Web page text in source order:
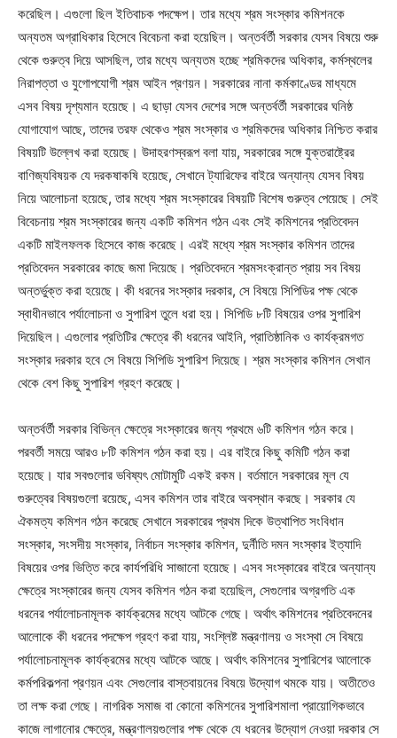
করেছিল। এগুলো ছিল ইতিবাচক পদক্ষেপ। তার মধ্যে শ্রম সংস্কার কমিশনকে
অন্যতম অগ্রাধিকার হিসেবে বিবেচনা করা হয়েছিল। অন্তর্বর্তী সরকার যেসব বিষয়ে শুরু
থেকে গুরুত্ব দিয়ে আসছিল, তার মধ্যে অন্যতম হচ্ছে শ্রমিকদের অধিকার, কর্মস্থলের
নিরাপত্তা ও যুগোপযোগী শ্রম আইন প্রণয়ন। সরকারের নানা কর্মকাণ্ডের মাধ্যমে
এসব বিষয় দৃশ্যমান হয়েছে। এ ছাড়া যেসব দেশের সঙ্গে অন্তর্বর্তী সরকারের ঘনিষ্ঠ
যোগাযোগ আছে, তাদের তরফ থেকেও শ্রম সংস্কার ও শ্রমিকদের অধিকার নিশ্চিত করার
বিষয়টি উল্লেখ করা হয়েছে। উদাহরণস্বরূপ বলা যায়, সরকারের সঙ্গে যুক্তরাষ্ট্রের
বাণিজ্যবিষয়ক যে দরকষাকষি হয়েছে, সেখানে ট্যারিফের বাইরে অন্যান্য যেসব বিষয়
নিয়ে আলোচনা হয়েছে, তার মধ্যে শ্রম সংস্কারের বিষয়টি বিশেষ গুরুত্ব পেয়েছে। সেই
বিবেচনায় শ্রম সংস্কারের জন্য একটি কমিশন গঠন এবং সেই কমিশনের প্রতিবেদন
একটি মাইলফলক হিসেবে কাজ করেছে। এরই মধ্যে শ্রম সংস্কার কমিশন তাদের
প্রতিবেদন সরকারের কাছে জমা দিয়েছে। প্রতিবেদনে শ্রমসংক্রান্ত প্রায় সব বিষয়
অন্তর্ভুক্ত করা হয়েছে। কী ধরনের সংস্কার দরকার, সে বিষয়ে সিপিডির পক্ষ থেকে
স্বাধীনভাবে পর্যালোচনা ও সুপারিশ তুলে ধরা হয়। সিপিডি ৮টি বিষয়ের ওপর সুপারিশ
দিয়েছিল। এগুলোর প্রতিটির ক্ষেত্রে কী ধরনের আইনি, প্রাতিষ্ঠানিক ও কার্যক্রমগত
সংস্কার দরকার হবে সে বিষয়ে সিপিডি সুপারিশ দিয়েছে। শ্রম সংস্কার কমিশন সেখান
থেকে বেশ কিছু সুপারিশ গ্রহণ করেছে।
অন্তর্বর্তী সরকার বিভিন্ন ক্ষেত্রে সংস্কারের জন্য প্রথমে ৬টি কমিশন গঠন করে।
পরবর্তী সময়ে আরও ৮টি কমিশন গঠন করা হয়। এর বাইরে কিছু কমিটি গঠন করা
হয়েছে। যার সবগুলোর ভবিষ্যৎ মোটামুটি একই রকম। বর্তমানে সরকারের মূল যে
গুরুত্বের বিষয়গুলো রয়েছে, এসব কমিশন তার বাইরে অবস্থান করছে। সরকার যে
ঐকমত্য কমিশন গঠন করেছে সেখানে সরকারের প্রথম দিকে উত্থাপিত সংবিধান
সংস্কার, সংসদীয় সংস্কার, নির্বাচন সংস্কার কমিশন, দুর্নীতি দমন সংস্কার ইত্যাদি
বিষয়ের ওপর ভিত্তি করে কার্যপরিধি সাজানো হয়েছে। এসব সংস্কারের বাইরে অন্যান্য
ক্ষেত্রে সংস্কারের জন্য যেসব কমিশন গঠন করা হয়েছিল, সেগুলোর অগ্রগতি এক
ধরনের পর্যালোচনামূলক কার্যক্রমের মধ্যে আটকে গেছে। অর্থাৎ কমিশনের প্রতিবেদনের
আলোকে কী ধরনের পদক্ষেপ গ্রহণ করা যায়, সংশ্লিষ্ট মন্ত্রণালয় ও সংস্থা সে বিষয়ে
পর্যালোচনামূলক কার্যক্রমের মধ্যে আটকে আছে। অর্থাৎ কমিশনের সুপারিশের আলোকে
কর্মপরিকল্পনা প্রণয়ন এবং সেগুলোর বাস্তবায়নের বিষয়ে উদ্যোগ থমকে যায়। অতীতেও
তা লক্ষ করা গেছে। নাগরিক সমাজ বা কোনো কমিশনের সুপারিশমালা প্রায়োগিকভাবে
কাজে লাগানোর ক্ষেত্রে, মন্ত্রণালয়গুলোর পক্ষ থেকে যে ধরনের উদ্যোগ নেওয়া দরকার সে